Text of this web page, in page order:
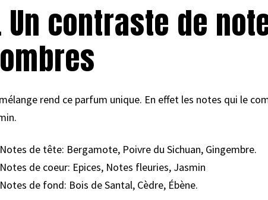
Un contraste de
rend ce parfum unique. En effet les notes qui le
Notes de tête: Bergamote, Poivre du Sichuan, Gingembre.
Notes de coeur: Epices, Notes fleuries, Jasmin
Notes de fond: Bois de Santal, Cèdre, Ébène.